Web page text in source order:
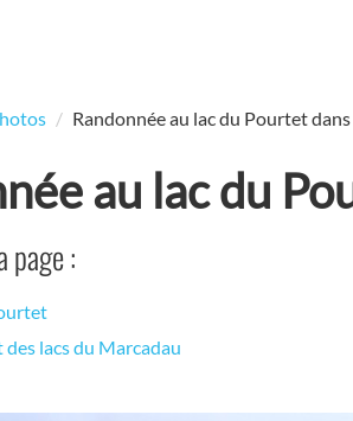
Randonnée au lac du Pourtet
au lac du
page :
lacs du Marcadau